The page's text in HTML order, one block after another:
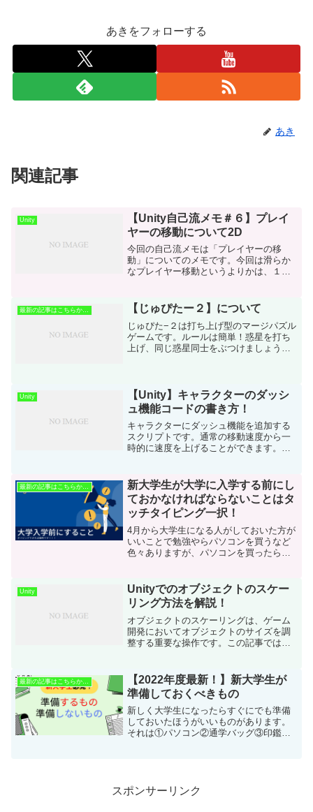
あきをフォローする
あき
関連記事
Unity
【Unity自己流メモ＃６】プレイ
ヤーの移動について2D
今回の自己流メモは「プレイヤーの移
動」についてのメモです。今回は滑らか
なプレイヤー移動というよりかは、１フ
System.Collections.Generic;using
UnityEn...
最新の記事はこちらから！ 【じゅぴたー２】について
じゅぴた−２は打ち上げ型のマージパズル
ゲームです。ルールは簡単！惑星を打ち
上げ、同じ惑星同士をぶつけましょう！
たら、お手数ではありま...
Unity
【Unity】キャラクターのダッシ
ュ機能コードの書き方！
キャラクターにダッシュ機能を追加する
スクリプトです。通常の移動速度から一
時的に速度を上げることができます。
最新の記事はこちらから！
新大学生が大学に入学する前にし
ておかなければならないことはタ
ッチタイピング一択！
4月から大学生になる人がしておいた方が
いいことで勉強やらパソコンを買うなど
色々ありますが、パソコンを買ったらす
たいにあるのなら、タイピングをしてお
いた方が絶対後々楽になる！
Unity
Unityでのオブジェクトのスケー
リング方法を解説！
オブジェクトのスケーリングは、ゲーム
開発においてオブジェクトのサイズを調
整する重要な操作です。この記事では、
は、Transformクラスを使用して直接サイ
ズを変更...
【2022年度最新！】新大学生が
準備しておくべきもの
新しく大学生になったらすぐにでも準備
しておいたほうがいいものがあります。
それは①パソコン②通学バッグ③印鑑④
スポンサーリンク